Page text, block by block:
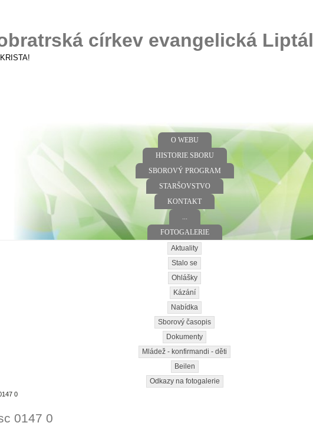
církev evangelická Liptál
O WEBU
HISTORIE SBORU
SBOROVÝ PROGRAM
STARŠOVSTVO
KONTAKT
FOTOGALERIE
Aktuality
Stalo se
Ohlášky
Kázání
Nabídka
Sborový časopis
Dokumenty
Mládež - konfirmandi - děti
Beilen
Odkazy na fotogalerie
0
0147 0